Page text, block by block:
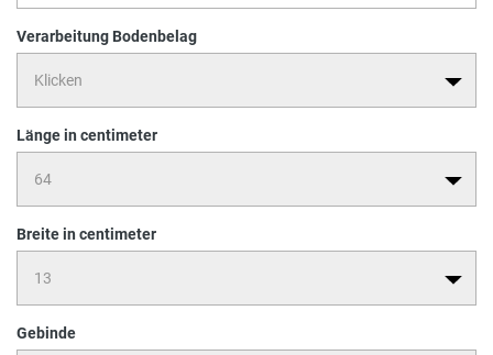
Verarbeitung Bodenbelag
Länge in centimeter
Breite in centimeter
Gebinde